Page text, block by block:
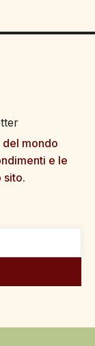
del mondo
e le
sito.